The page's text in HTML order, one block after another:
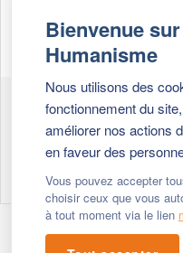
Bienvenue
Humanisme
Nous utilisons des
fonctionnement du
améliorer nos actions
en faveur des
Vous pouvez accepter
choisir ceux que vous
à tout moment via le lien
Les Escales Solidaires
8 escales solidaires dans le